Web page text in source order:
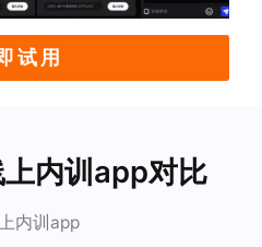
试用
内训app对比
内训app